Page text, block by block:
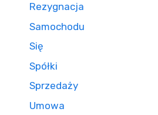
Rezygnacja
Samochodu
Się
Spółki
Sprzedaży
Umowa